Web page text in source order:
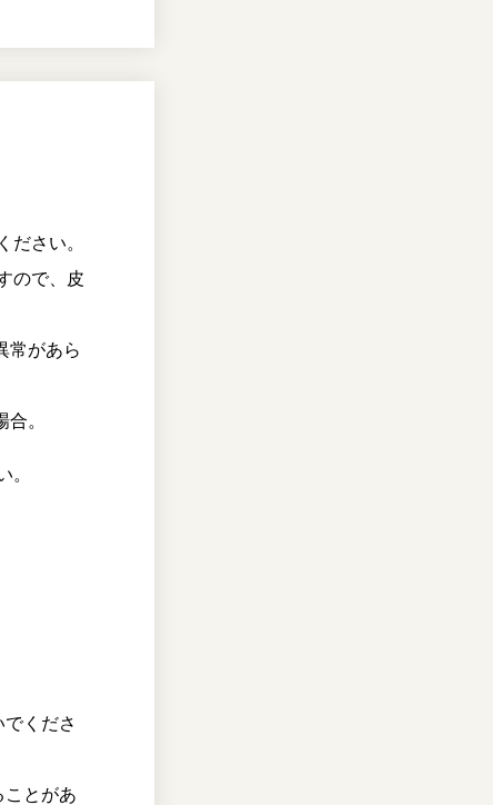
ださい。
ので、皮
常があら
。
。
くださ
ことがあ